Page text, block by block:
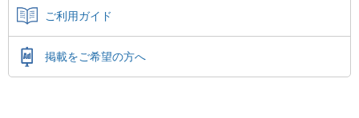
ご利用ガイド
掲載をご希望の方へ